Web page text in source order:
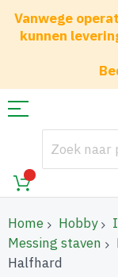
Vanwege
kunnen
Home Hobby
Messing staven
Halfhard